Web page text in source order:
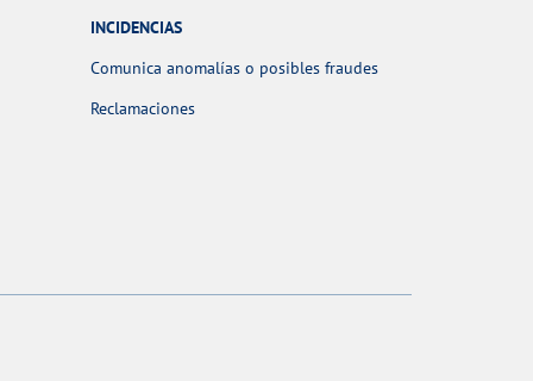
INCIDENCIAS
Comunica anomalías o posibles fraudes
Reclamaciones